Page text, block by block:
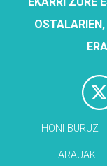
HONI BURUZ
ARAUAK